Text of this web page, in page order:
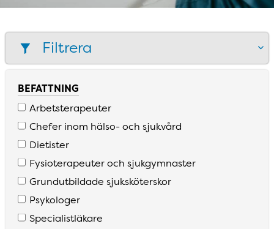
Filtrera
BEFATTNING
Arbetsterapeuter
Chefer inom hälso­- och sjukvård
Dietister
Fysioterapeuter och sjukgymnaster
Grundutbildade sjuksköterskor
Psykologer
Specialistläkare